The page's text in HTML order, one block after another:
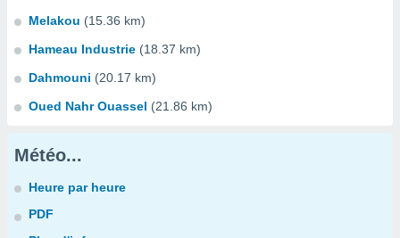
Melakou (15.36 km)
Hameau Industrie (18.37 km)
Dahmouni (20.17 km)
Oued Nahr Ouassel (21.86 km)
Météo...
Heure par heure
PDF